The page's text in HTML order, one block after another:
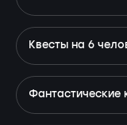
Квесты на 6
Фантастические